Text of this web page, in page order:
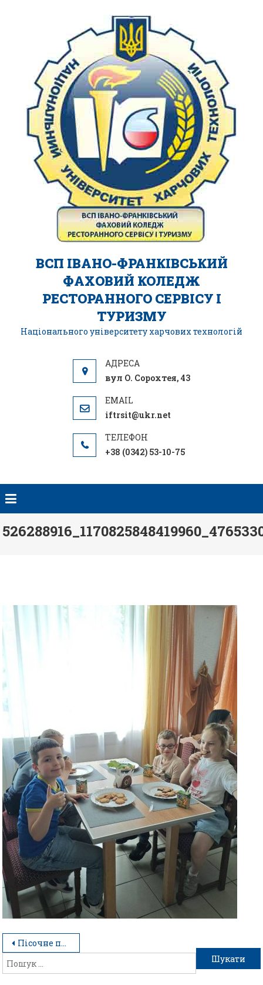
ВСП ІВАНО-ФРАНКІВСЬКИЙ
ФАХОВИЙ КОЛЕДЖ
РЕСТОРАННОГО СЕРВІСУ І
ТУРИЗМУ
Національного університету харчових технологій
вул О. Сорохтея, 43
iftrsit@ukr.net
+38 (0342) 53-10-75
Пісочне печиво, що пахне вірою в майбутнє